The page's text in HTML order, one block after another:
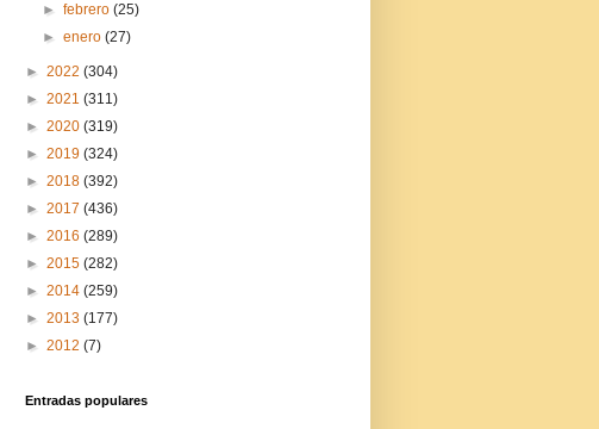
►febrero(25)
►enero(27)
► 2022 (304)
► 2021 (311)
► 2020 (319)
► 2019 (324)
► 2018 (392)
► 2017 (436)
► 2016 (289)
► 2015 (282)
► 2014 (259)
► 2013 (177)
► 2012 (7)
Entradas populares